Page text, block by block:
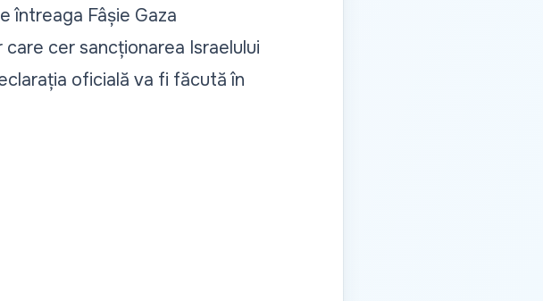
întreaga Fâșie Gaza
cer sancționarea Israelului
oficială va fi făcută în